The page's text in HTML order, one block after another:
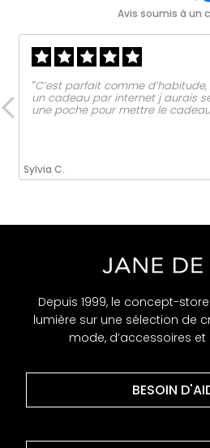
Avis soumis à un
Sylvia C.
‟C’est parfait comme
un cadeau par internet j aurais
une poche pour mettre le cadeau
Depuis 1999, le concept-
lumière sur une sélection de
mode, d’accessoires
BESOIN